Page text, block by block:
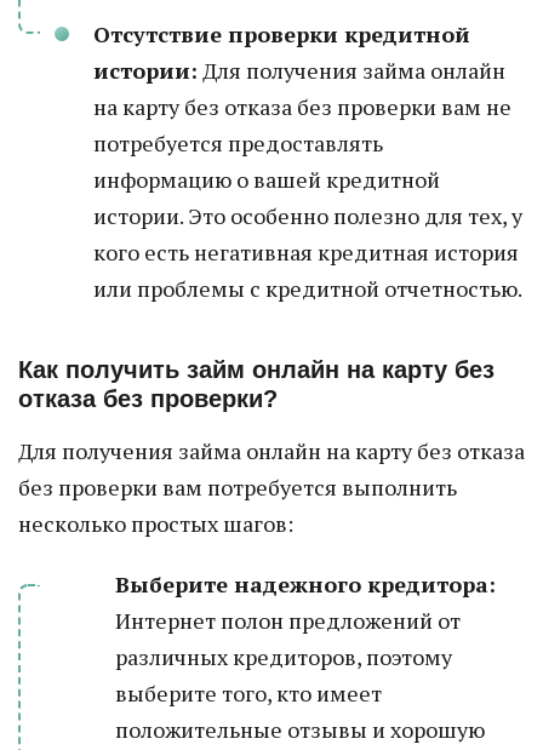
Отсутствие проверки кредитной
истории: Для получения займа онлайн
на карту без отказа без проверки вам не
потребуется предоставлять
информацию о вашей кредитной
истории. Это особенно полезно для тех, у
кого есть негативная кредитная история
или проблемы с кредитной отчетностью.
Как получить займ онлайн на карту без
отказа без проверки?
Для получения займа онлайн на карту без отказа
без проверки вам потребуется выполнить
несколько простых шагов:
Выберите надежного кредитора:
Интернет полон предложений от
различных кредиторов, поэтому
выберите того, кто имеет
положительные отзывы и хорошую